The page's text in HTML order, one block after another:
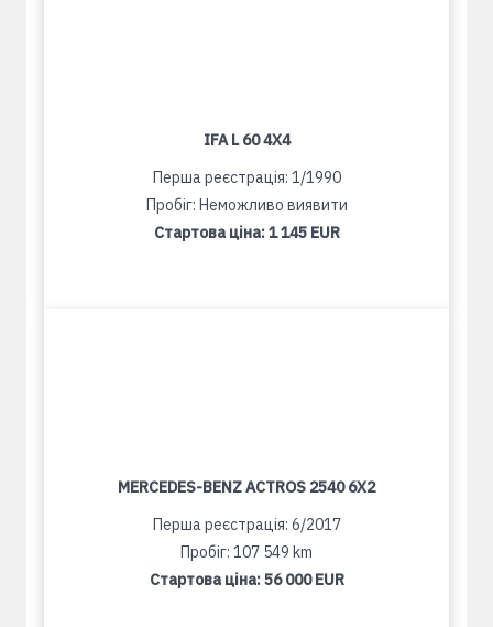
IFA L 60 4X4
Перша реєстрація: 1/1990
Пробіг: Неможливо виявити
Стартова ціна:1 145 EUR
MERCEDES-BENZ ACTROS 2540 6X2
Перша реєстрація: 6/2017
Пробіг: 107 549 km
Стартова ціна:56 000 EUR